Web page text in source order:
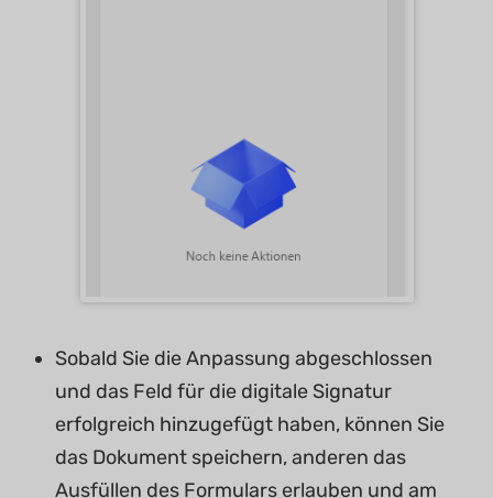
Sobald Sie die Anpassung abgeschlossen
und das Feld für die digitale Signatur
erfolgreich hinzugefügt haben, können Sie
das Dokument speichern, anderen das
Ausfüllen des Formulars erlauben und am